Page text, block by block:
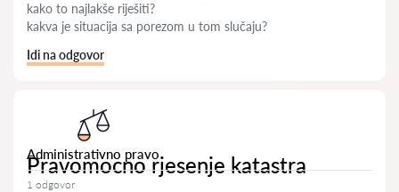
kako to najlakše riješiti?
kakva je situacija sa porezom u tom slučaju?
Idi na odgovor
Administrativno pravo
Pravomocno rjesenje katastra
1 odgovor